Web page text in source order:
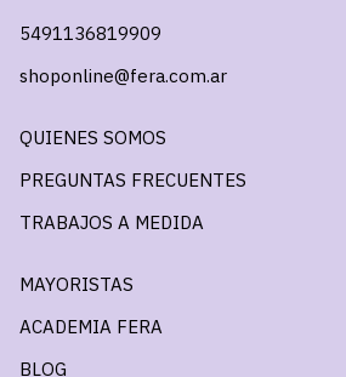
5491136819909
shoponline@fera.com.ar
QUIENES SOMOS
PREGUNTAS FRECUENTES
TRABAJOS A MEDIDA
MAYORISTAS
ACADEMIA FERA
BLOG